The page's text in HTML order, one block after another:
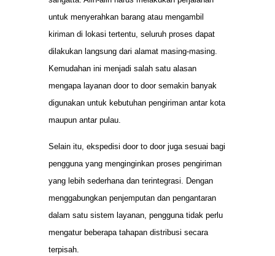
untuk menyerahkan barang atau mengambil
kiriman di lokasi tertentu, seluruh proses dapat
dilakukan langsung dari alamat masing-masing.
Kemudahan ini menjadi salah satu alasan
mengapa layanan door to door semakin banyak
digunakan untuk kebutuhan pengiriman antar kota
maupun antar pulau.
Selain itu, ekspedisi door to door juga sesuai bagi
pengguna yang menginginkan proses pengiriman
yang lebih sederhana dan terintegrasi. Dengan
menggabungkan penjemputan dan pengantaran
dalam satu sistem layanan, pengguna tidak perlu
mengatur beberapa tahapan distribusi secara
terpisah.